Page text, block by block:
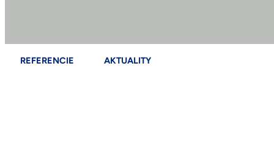
REFERENCIE AKTUALITY